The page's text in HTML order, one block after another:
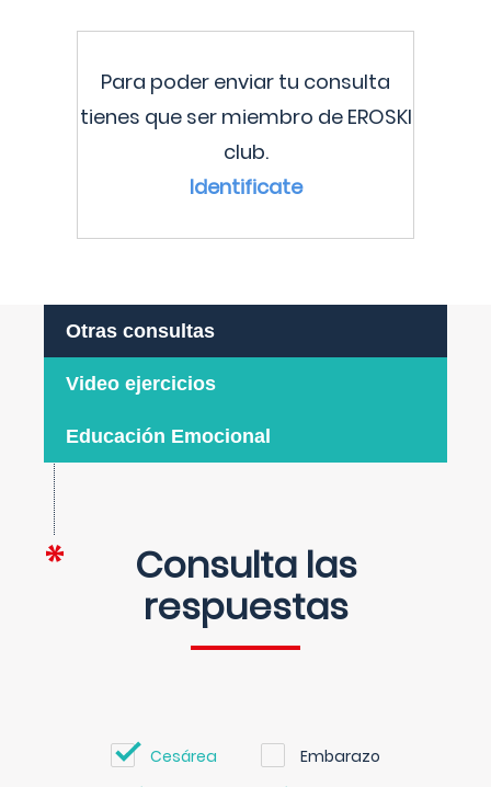
Para poder enviar tu consulta
tienes que ser miembro de EROSKI
club.
Identificate
Otras consultas
Video ejercicios
Educación Emocional
Consulta las
respuestas
Cesárea Embarazo